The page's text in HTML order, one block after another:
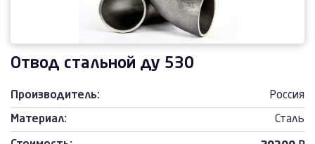
Отвод стальной ду 530
Производитель: Россия
Материал: Сталь